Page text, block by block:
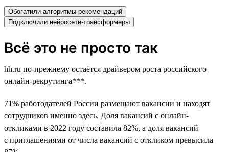
Обогатили алгоритмы рекомендаций
Подключили нейросети-трансформеры
Всё это не просто так
hh.ru по-прежнему остаётся драйвером роста российского
онлайн-рекрутинга***.
71% работодателей России размещают вакансии и находят
сотрудников именно здесь. Доля вакансий с онлайн-
откликами в 2022 году составила 82%, а доля вакансий
с приглашениями от числа вакансий с откликом превысила